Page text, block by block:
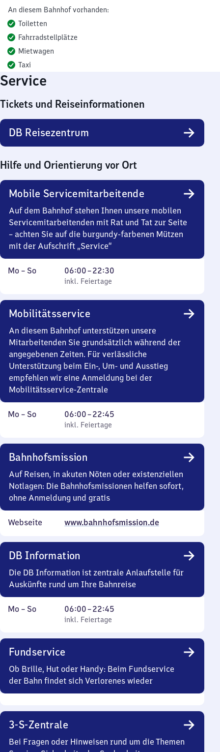
An diesem Bahnhof vorhanden:
Toiletten
Fahrradstellplätze
Mietwagen
Taxi
Service
Tickets und Reiseinformationen
DB Reisezentrum
Hilfe und Orientierung vor Ort
Mobile Servicemitarbeitende
Auf dem Bahnhof stehen Ihnen unsere mobilen
Servicemitarbeitenden mit Rat und Tat zur Seite
– achten Sie auf die burgundy-farbenen Mützen
mit der Aufschrift „Service“
Montag
Mo – So,
inkl. Feiertage
06:00–22:30
Von
6
22
Uhr
30
inkl. Feiertage
Mobilitätsservice
An diesem Bahnhof unterstützen unsere
Mitarbeitenden Sie grundsätzlich während der
angegebenen Zeiten. Für verlässliche
Unterstützung beim Ein-, Um- und Ausstieg
empfehlen wir eine Anmeldung bei der
Mobilitätsservice-Zentrale
Montag
Mo – So,
inkl. Feiertage
06:00–22:45
Von
6
22
Uhr
45
inkl. Feiertage
Bahnhofsmission
Auf Reisen, in akuten Nöten oder existenziellen
Notlagen: Die Bahnhofsmissionen helfen sofort,
ohne Anmeldung und gratis
Webseite www.bahnhofsmission.de
DB Information
Die DB Information ist zentrale Anlaufstelle für
Auskünfte rund um Ihre Bahnreise
Montag
Mo – So,
inkl. Feiertage
06:00–22:45
Von
6
22
Uhr
45
inkl. Feiertage
Fundservice
Ob Brille, Hut oder Handy: Beim Fundservice
der Bahn findet sich Verlorenes wieder
3-S-Zentrale
Bei Fragen oder Hinweisen rund um die Themen